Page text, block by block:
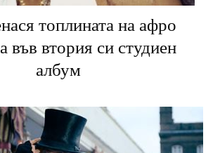
топлината на афро
във втория си студиен